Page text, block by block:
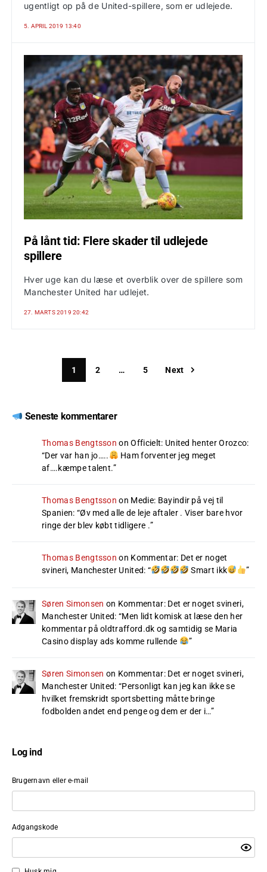
ugentligt op på de United-spillere, som er udlejede.
5. APRIL 2019 13:40
På lånt tid: Flere skader til udlejede
spillere
Hver uge kan du læse et overblik over de spillere som
Manchester United har udlejet.
27. MARTS 2019 20:42
1 2 … 5 Next
Seneste kommentarer
Thomas Bengtsson onOfficielt: United henter Orozco:
“Der var han jo…..
Ham forventer jeg meget
af….kæmpe talent.”
Thomas Bengtsson on Medie: Bayindir på vej til
Spanien: “Øv med alle de leje aftaler . Viser bare hvor
ringe der blev købt tidligere .”
Thomas Bengtsson on Kommentar: Det er noget
svineri, Manchester United: “ Smart ikk ”
Søren Simonsen on Kommentar: Det er noget svineri,
Manchester United: “Men lidt komisk at læse den her
kommentar på oldtrafford.dk og samtidig se Maria
Casino display ads komme rullende
”
Søren Simonsen on Kommentar: Det er noget svineri,
Manchester United: “Personligt kan jeg kan ikke se
hvilket fremskridt sportsbetting måtte bringe
fodbolden andet end penge og dem er der i…”
Log ind
Brugernavn eller e-mail
Adgangskode